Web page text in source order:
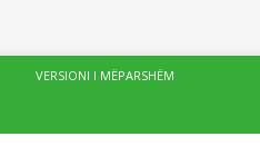
VERSIONI I MËPARSHËM